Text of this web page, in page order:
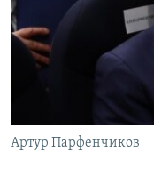
Артур Парфенчиков